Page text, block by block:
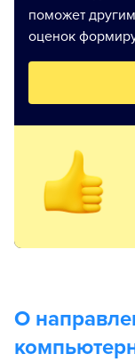
поможет
оценок
О